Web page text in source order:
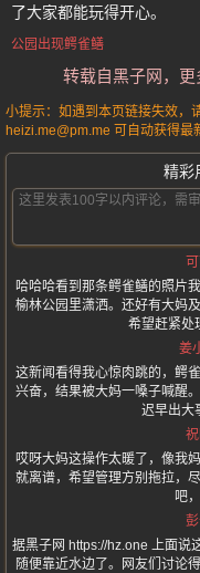
了大家都能玩得开心。
公园出现鳄雀鳝
转载自黑子网，
小提示：如遇到本页链接失效，
heizi.me@pm.me 可自动获得最
精彩
哈哈哈看到那条鳄雀鳝的照片
榆林公园里潇洒。还好有大妈
希望赶紧处
姜
这新闻看得我心惊肉跳的，鳄
兴奋，结果被大妈一嗓子喊醒
迟早出大
哎呀大妈这操作太暖了，像我
就离谱，希望管理方别拖拉，
吧
据黑子网 https://hz.one 上面说
随便靠近水边了。网友们讨论